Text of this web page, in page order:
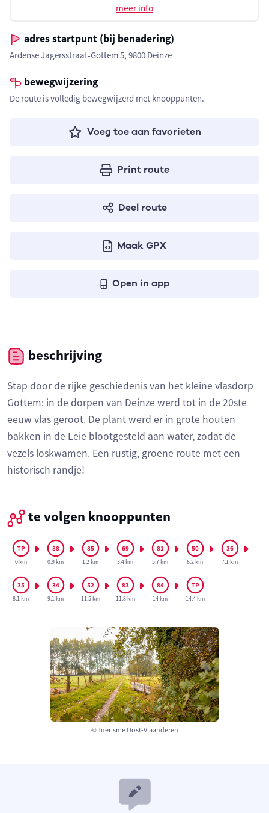
meer info
adres startpunt (bij benadering)
Ardense Jagersstraat-Gottem 5, 9800 Deinze
bewegwijzering
De route is volledig bewegwijzerd met knooppunten.
Voeg toe aan favorieten
Print route
Deel route
Maak GPX
Open in app
© Toerisme Oost-Vlaanderen
beschrijving
Stap door de rijke geschiedenis van het kleine vlasdorp
Gottem: in de dorpen van Deinze werd tot in de 20ste
eeuw vlas geroot. De plant werd er in grote houten
bakken in de Leie blootgesteld aan water, zodat de
vezels loskwamen. Een rustig, groene route met een
historisch randje!
te volgen knooppunten
0 km 0.9 km 1.2 km 3.4 km 5.7 km 6.2 km 7.1 km
8.1 km 9.1 km 11.5 km 11.8 km 14 km 14.4 km